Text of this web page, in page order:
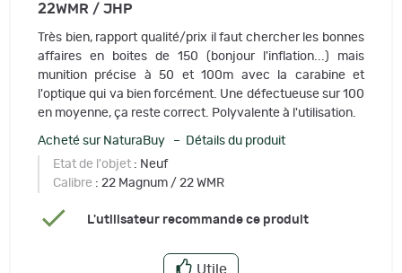
22WMR / JHP
Très bien, rapport qualité/prix il faut chercher les bonnes
affaires en boites de 150 (bonjour l'inflation...) mais
munition précise à 50 et 100m avec la carabine et
l'optique qui va bien forcément. Une défectueuse sur 100
en moyenne, ça reste correct. Polyvalente à l'utilisation.
Acheté sur NaturaBuy – Détails du produit
Etat de l'objet : Neuf
Calibre : 22 Magnum / 22 WMR
L'utilisateur recommande ce produit
Utile